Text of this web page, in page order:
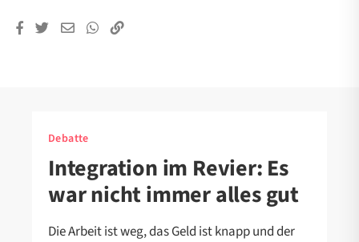
Debatte
Integration im Revier: Es
war nicht immer alles gut
Die Arbeit ist weg, das Geld ist knapp und der